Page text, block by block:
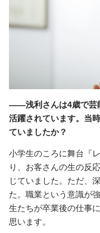
――浅利さんは4歳で芸
活躍されています。当
ていましたか？
小学生のころに舞台『
り、お客さんの生の反
じていました。ただ、
た。職業という意識が
生たちが卒業後の仕事
思います。